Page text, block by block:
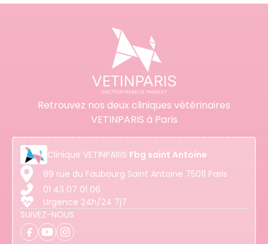
Retrouvez nos deux cliniques vétérinaires
VETINPARIS à Paris
Clinique VETINPARIS Fbg saint Antoine
89 rue du Faubourg Saint Antoine 75011 Paris
01 43 07 01 06
Urgence 24h/24 7j7
SUIVEZ-NOUS